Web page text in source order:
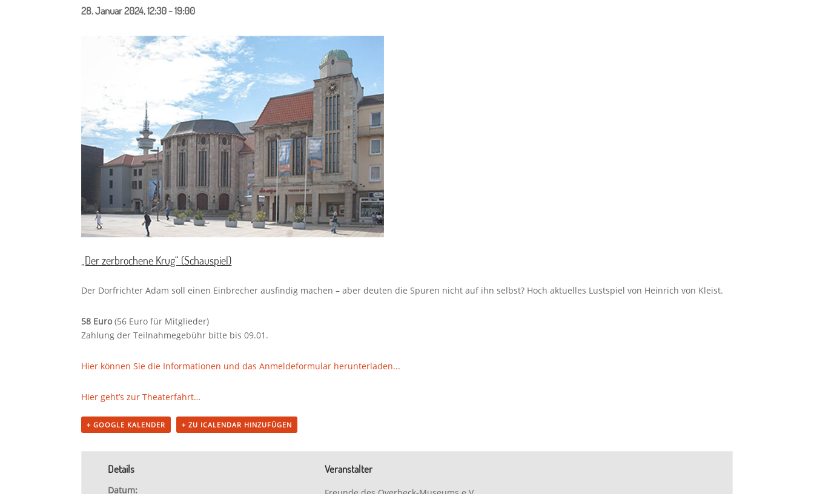
28. Januar 2024, 12:30-19:00
„Der zerbrochene Krug“ (Schauspiel)
Der Dorfrichter Adam soll einen Einbrecher ausfindig machen – aber deuten die Spuren nicht auf ihn selbst? Hoch aktuelles Lustspiel von Heinrich von Kleist.
58 Euro(56 Euro für Mitglieder)
Zahlung der Teilnahmegebühr bitte bis 09.01.
Hier können Sie die Informationen und das Anmeldeformular herunterladen...
Hier geht’s zur Theaterfahrt…
+ GOOGLE KALENDER + ZU ICALENDAR HINZUFÜGEN
Details
Datum:
Veranstalter